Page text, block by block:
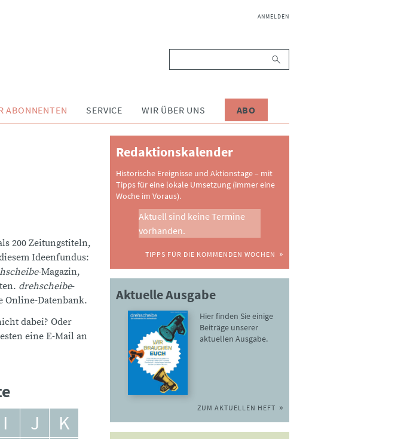
NAVIGATION
ANMELDEN
ABONNENTEN SERVICE WIR ÜBER UNS ABO
200 Zeitungstiteln,
Ideenfundus:
-Magazin,
drehscheibe-
Online-Datenbank.
dabei? Oder
eine E-Mail an
I J
K
Redaktionskalender
Historische Ereignisse und Aktionstage – mit
Tipps für eine lokale Umsetzung (immer eine
Woche im Voraus).
Aktuell sind keine Termine
vorhanden.
TIPPS FÜR DIE KOMMENDEN WOCHEN
Aktuelle Ausgabe
Hier finden Sie einige
Beiträge unserer
aktuellen Ausgabe.
ZUM AKTUELLEN HEFT